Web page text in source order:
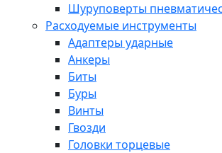
Шуруповерты
Расходуемые инструменты
Адаптеры ударные
Анкеры
Биты
Буры
Винты
Гвозди
Головки торцевые